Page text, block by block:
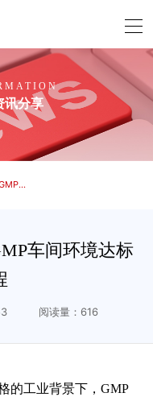
讯分享
净化机电工程公司推动GMP车间环境达标建设进程
车间环境达标
阅读量：616
工业背景下，GMP